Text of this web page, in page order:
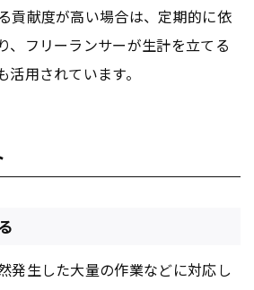
貢献度が高い場合は、定期的に依
、フリーランサーが生計を立てる
用されています。
発生した大量の作業などに対応し